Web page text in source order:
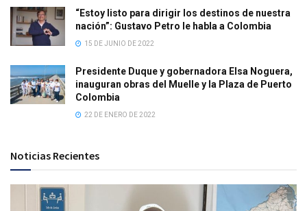
“Estoy listo para dirigir los destinos de nuestra
nación”: Gustavo Petro le habla a Colombia
15 DE JUNIO DE 2022
Presidente Duque y gobernadora Elsa Noguera,
inauguran obras del Muelle y la Plaza de Puerto
Colombia
22 DE ENERO DE 2022
Noticias Recientes